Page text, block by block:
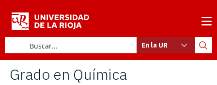
En la UR
Grado en Química